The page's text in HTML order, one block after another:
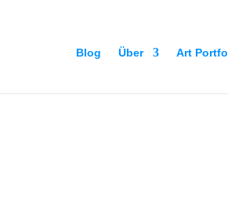
Blog Über Art